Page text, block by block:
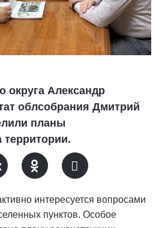
округа Александр
облсобрания Дмитрий
планы
территории.
интересуется вопросами
пунктов. Особое